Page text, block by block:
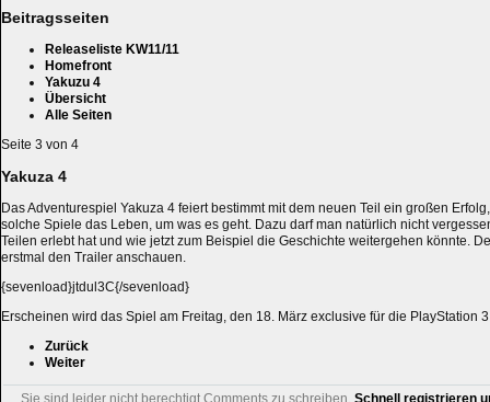
Beitragsseiten
Releaseliste KW11/11
Homefront
Yakuzu 4
Übersicht
Alle Seiten
Seite 3 von 4
Yakuza 4
Das Adventurespiel Yakuza 4 feiert bestimmt mit dem neuen Teil ein großen
solche Spiele das Leben, um was es geht. Dazu darf man natürlich nicht
Teilen erlebt hat und wie jetzt zum Beispiel die Geschichte weitergehen könnte.
erstmal den Trailer anschauen.
{sevenload}jtdul3C{/sevenload}
Erscheinen wird das Spiel am Freitag, den 18. März exclusive für die PlayStation
Zurück
Weiter
Sie sind leider nicht berechtigt Comments zu schreiben. Schnell registrieren